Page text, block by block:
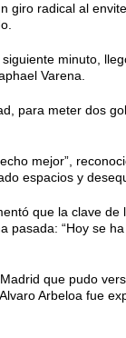
giro radical al
minuto,
Varena.
para meter dos
mejor”,
espacios y
que la clave
pasada: “Hoy se
que pudo
Arbeloa fue